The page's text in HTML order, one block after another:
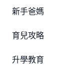
新手爸媽
育兒攻略
升學教育